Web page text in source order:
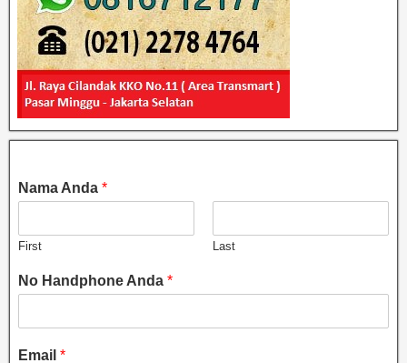
Nama Anda *
First Last
No Handphone Anda *
Email *